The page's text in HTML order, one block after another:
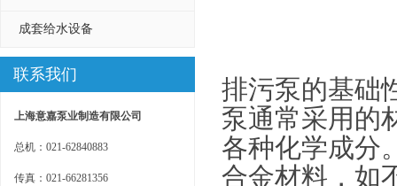
成套给水设备
联系我们
上海意嘉泵业制造有限公司
总机：021-62840883
传真：021-66281356
排污泵的基础
泵通常采用的
各种化学成分
合金材料，如